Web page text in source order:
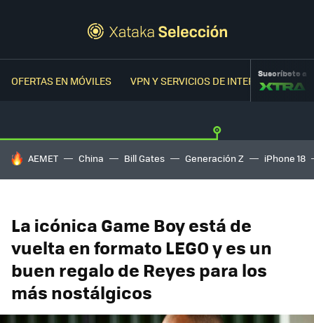
OFERTAS EN MÓVILES VPN Y SERVICIOS DE INTERNETSuscríbete a
HOY SE HABLA DE
AEMET China Bill Gates Generación Z iPhone 18
La icónica Game Boy está de
vuelta en formato LEGO y es un
buen regalo de Reyes para los
más nostálgicos